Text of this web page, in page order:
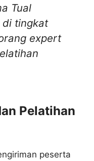
Tual
di tingkat
expert
Pelatihan
peserta